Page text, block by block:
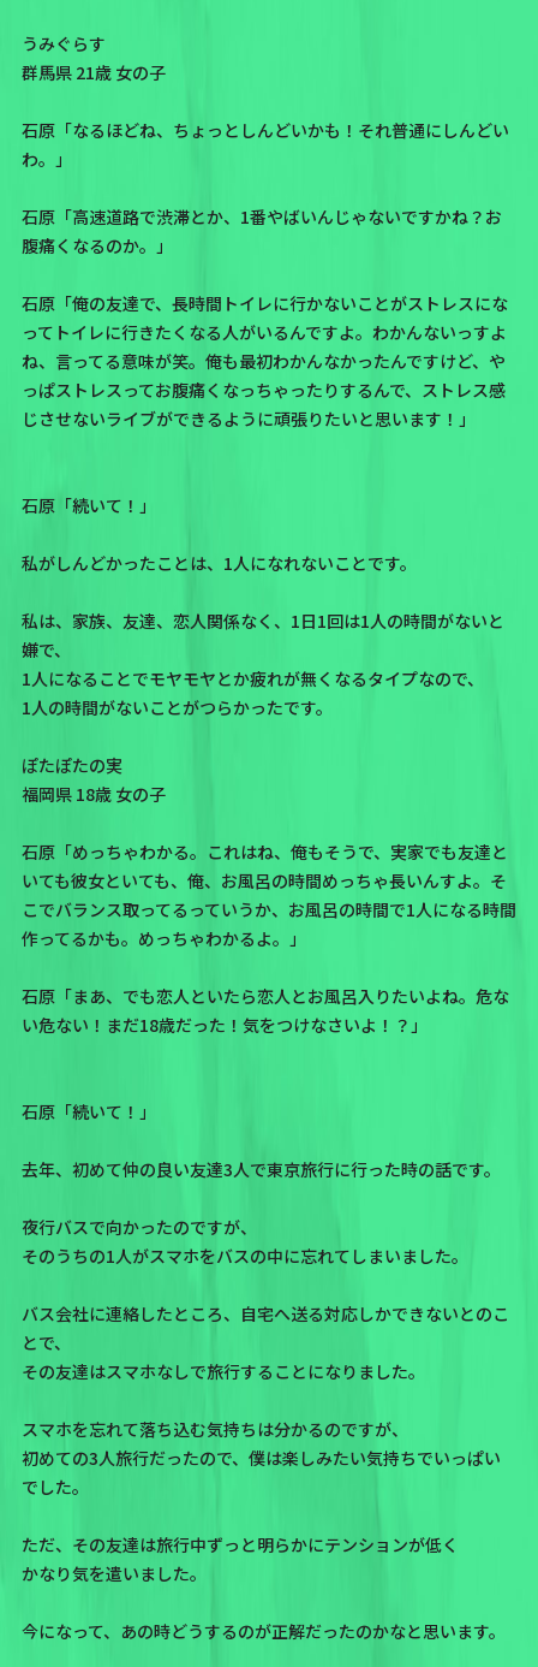
うみぐらす
群馬県 21歳 女の子
石原「なるほどね、ちょっとしんどいかも！それ普通にしんどい
わ。」
石原「高速道路で渋滞とか、1番やばいんじゃないですかね？お
腹痛くなるのか。」
石原「俺の友達で、長時間トイレに行かないことがストレスにな
ってトイレに行きたくなる人がいるんですよ。わかんないっすよ
ね、言ってる意味が笑。俺も最初わかんなかったんですけど、や
っぱストレスってお腹痛くなっちゃったりするんで、ストレス感
じさせないライブができるように頑張りたいと思います！」
石原「続いて！」
私がしんどかったことは、1人になれないことです。
私は、家族、友達、恋人関係なく、1日1回は1人の時間がないと
嫌で、
1人になることでモヤモヤとか疲れが無くなるタイプなので、
1人の時間がないことがつらかったです。
ぽたぽたの実
福岡県 18歳 女の子
石原「めっちゃわかる。これはね、俺もそうで、実家でも友達と
いても彼女といても、俺、お風呂の時間めっちゃ長いんすよ。そ
こでバランス取ってるっていうか、お風呂の時間で1人になる時間
作ってるかも。めっちゃわかるよ。」
石原「まあ、でも恋人といたら恋人とお風呂入りたいよね。危な
い危ない！まだ18歳だった！気をつけなさいよ！？」
石原「続いて！」
去年、初めて仲の良い友達3人で東京旅行に行った時の話です。
夜行バスで向かったのですが、
そのうちの1人がスマホをバスの中に忘れてしまいました。
バス会社に連絡したところ、自宅へ送る対応しかできないとのこ
とで、
その友達はスマホなしで旅行することになりました。
スマホを忘れて落ち込む気持ちは分かるのですが、
初めての3人旅行だったので、僕は楽しみたい気持ちでいっぱい
でした。
ただ、その友達は旅行中ずっと明らかにテンションが低く
かなり気を遣いました。
今になって、あの時どうするのが正解だったのかなと思います。